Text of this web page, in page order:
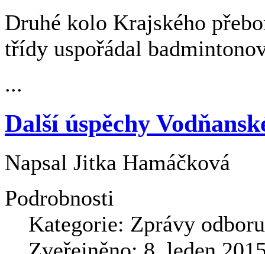
Druhé kolo Krajského
třídy uspořádal
...
Další úspěchy
Napsal Jitka Hamáčková
Podrobnosti
Kategorie: Zprávy